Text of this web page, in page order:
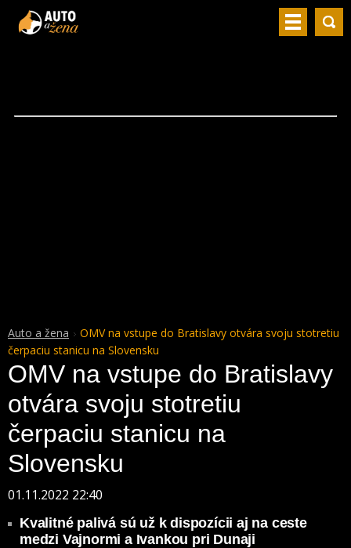
Auto a žena
OMV na vstupe do Bratislavy otvára svoju stotretiu
čerpaciu stanicu na Slovensku
OMV na vstupe do Bratislavy
otvára svoju stotretiu
čerpaciu stanicu na
Slovensku
01.11.2022 22:40
Kvalitné palivá sú už k dispozícii aj na ceste
medzi Vajnormi a Ivankou pri Dunaji